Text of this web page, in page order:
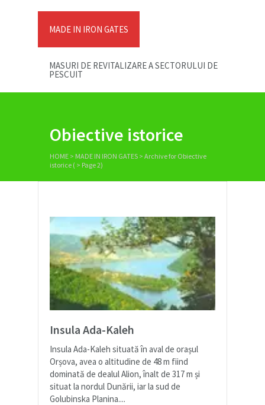
MADE IN IRON GATES
MASURI DE REVITALIZARE A SECTORULUI DE
PESCUIT
Obiective istorice
HOME > MADE IN IRON GATES > Archive for Obiective
istorice ( > Page 2)
Insula Ada-Kaleh
Insula Ada-Kaleh situată în aval de orașul
Orșova, avea o altitudine de 48 m fiind
dominată de dealul Alion, înalt de 317 m și
situat la nordul Dunării, iar la sud de
Golubinska Planina....